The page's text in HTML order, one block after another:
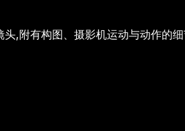
,附有构图、摄影机运动与动作的